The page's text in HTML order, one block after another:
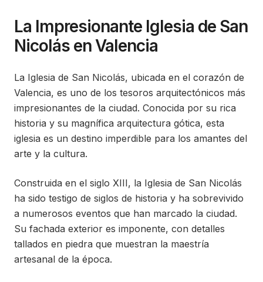
La Impresionante Iglesia de San
Nicolás en Valencia
La Iglesia de San Nicolás, ubicada en el corazón de
Valencia, es uno de los tesoros arquitectónicos más
impresionantes de la ciudad. Conocida por su rica
historia y su magnífica arquitectura gótica, esta
iglesia es un destino imperdible para los amantes del
arte y la cultura.
Construida en el siglo XIII, la Iglesia de San Nicolás
ha sido testigo de siglos de historia y ha sobrevivido
a numerosos eventos que han marcado la ciudad.
Su fachada exterior es imponente, con detalles
tallados en piedra que muestran la maestría
artesanal de la época.